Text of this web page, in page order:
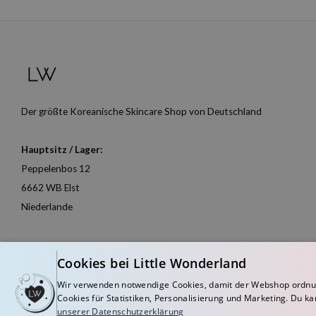
Der größte Koreanische Skincare Shop von Deutschland
Hauptsitz / Lager:
Peppelenbos 12
6662 WB Elst
Niederlande
Cookies bei Little Wonderland
Wir verwenden notwendige Cookies, damit der Webshop
Cookies für Statistiken, Personalisierung und Marketing. Du
unserer Datenschutzerklärung